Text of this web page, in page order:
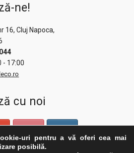
ne!
16, Cluj Napoca,
- 17:00
cu noi
uri pentru a vă oferi cea mai
posibilă.